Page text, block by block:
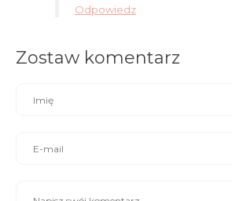
Odpowiedz
Zostaw komentarz